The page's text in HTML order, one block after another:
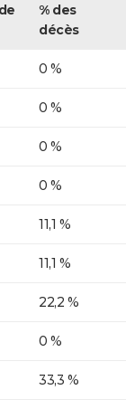
% des
décès
0 %
0 %
0 %
0 %
11,1 %
11,1 %
22,2 %
0 %
33,3 %